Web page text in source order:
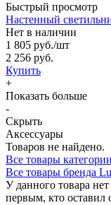
Быстрый просмотр
Настенный
Нет в наличии
1 805 руб./шт
2 256 руб.
Купить
+
Показать больше
-
Скрыть
Аксессуары
Товаров не найдено.
Все товары категории
Все товары бренда
У данного товара
первым, кто оставил